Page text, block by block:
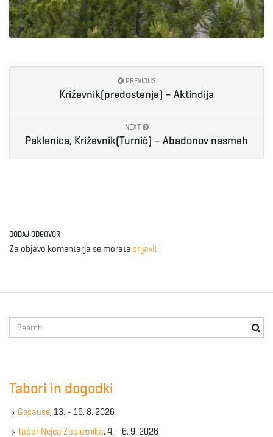
PREVIOUS
Križevnik(predostenje) – Aktindija
NEXT
Paklenica, Križevnik(Turnič) – Abadonov nasmeh
DODAJ ODGOVOR
Za objavo komentarja se morate prijaviti.
e
e
y
Tabori in dogodki
Gesause, 13. - 16. 8. 2026
Tabor Nejca Zaplotnika, 4. - 6. 9. 2026